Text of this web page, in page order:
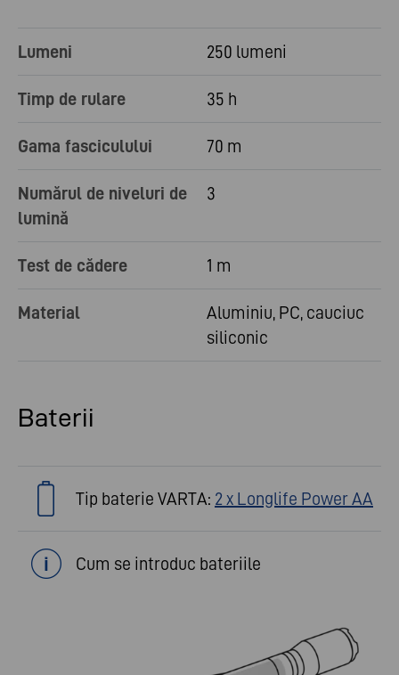
Lumeni 250 lumeni
Timp de rulare 35 h
Gama fasciculului 70 m
Numărul de niveluri de
lumină
3
Test de cădere 1 m
Material
Aluminiu, PC, cauciuc
siliconic
Baterii
Tip baterie VARTA: 2 x Longlife Power AA
Cum se introduc bateriile